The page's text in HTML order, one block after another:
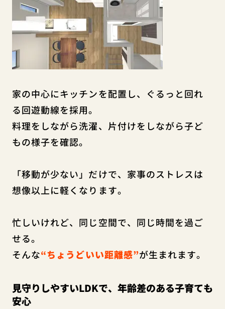
家の中心にキッチンを配置し、ぐるっと回れ
る回遊動線を採用。
料理をしながら洗濯、片付けをしながら子ど
もの様子を確認。
「移動が少ない」だけで、家事のストレスは
想像以上に軽くなります。
忙しいけれど、同じ空間で、同じ時間を過ご
せる。
そんな“ちょうどいい距離感”が生まれます。
見守りしやすいLDKで、年齢差のある子育ても
安心